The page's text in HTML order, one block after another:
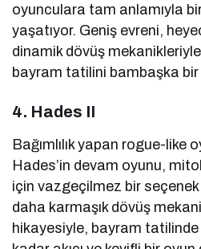
oyunculara tam anlamıyla
yaşatıyor. Geniş evreni,
dinamik dövüş
bayram tatilini bambaşka
4. Hades II
Bağımlılık yapan rogue-like
Hades’in devam oyunu,
için vazgeçilmez bir
daha karmaşık dövüş
hikayesiyle, bayram